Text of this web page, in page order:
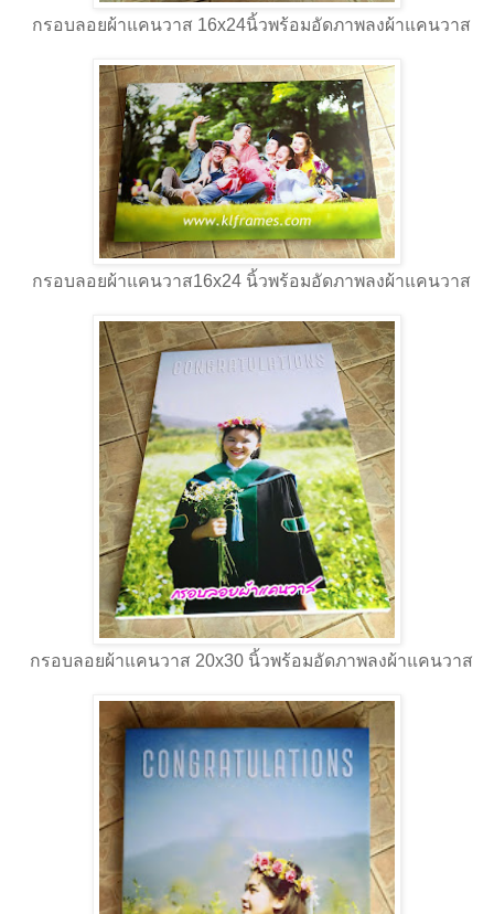
กรอบลอยผ้าแคนวาส 16x24นิ้วพร้อมอัดภาพลงผ้าแคนวาส
กรอบลอยผ้าแคนวาส16x24 นิ้วพร้อมอัดภาพลงผ้าแคนวาส
กรอบลอยผ้าแคนวาส 20x30 นิ้วพร้อมอัดภาพลงผ้าแคนวาส